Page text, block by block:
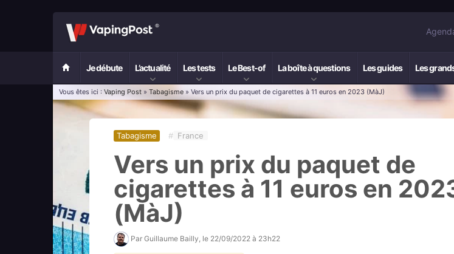
Je débute L’actualité Les tests Le Best-of La boîte à questions Les guides Les
Vous êtes ici : Vaping Post » Tabagisme » Vers un prix du paquet de cigarettes à 11 euros en 2023 (MàJ)
Tabagisme # France
Vers un prix du paquet de
cigarettes à 11 euros en
(MàJ)
Par Guillaume Bailly , le 22/09/2022 à 23h22